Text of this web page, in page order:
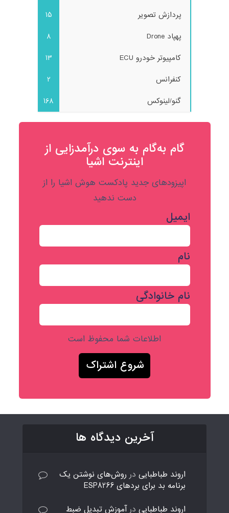
پردازش تصویر
15
پهپاد Drone
8
کامپیوتر خودرو ECU
13
کنفرانس
2
گنو/لینوکس
168
گام به‌گام به‌ سوی درآمدزایی از
اینترنت اشیا
اپیزودهای جدید پادکست هوش اشیا را از
دست ندهید
ایمیل
نام
نام خانوادگی
اطلاعات شما محفوظ است
آخرین دیدگاه ها
اروند طباطبایی در روش‌های نوشتن یک
برنامه بد برای بردهای ESP8266
اروند طباطبایی درآموزش تبدیل ضبط